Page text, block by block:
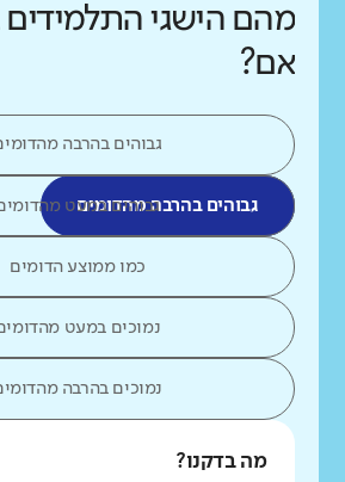
מהם הישגי
אם?
גבוהים בהרבה
גבוהים בהרבה מהדומים
גבוהים במעט
כמו ממוצע הדומים
נמוכים במעט
נמוכים בהרבה
מה בדקנו?